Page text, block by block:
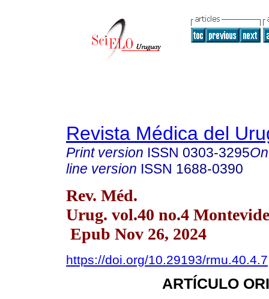
Revista Médica del
Print version ISSN 0303-3295
line version ISSN 1688-0390
Rev. Méd.
Urug. vol.40 no.4
Epub Nov 26, 2024
https://doi.org/10.29193/rmu.40.4.7
ARTÍCULO